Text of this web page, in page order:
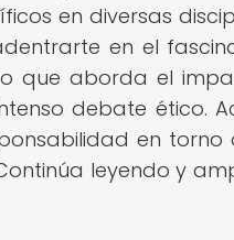
en diversas
en el
que aborda el
debate ético.
en
leyendo y